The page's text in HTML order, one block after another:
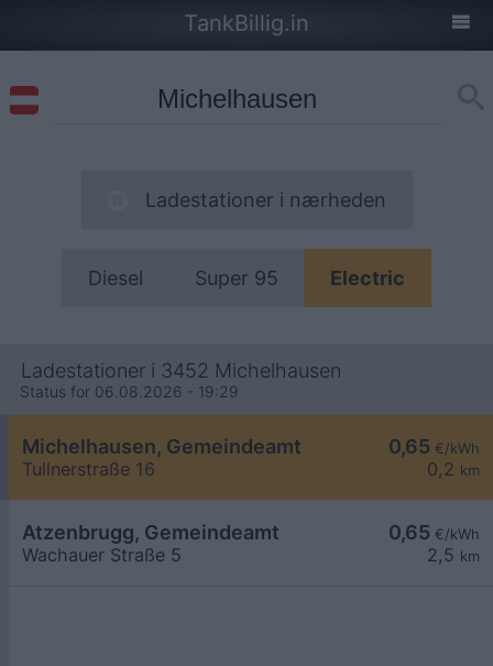
TankBillig.in
Ladestationer i nærheden
Diesel Super 95 Electric
Ladestationer i 3452 Michelhausen
Status for 06.08.2026 - 19:29
0,65 €/kWh
0,2 km
Michelhausen, Gemeindeamt
Tullnerstraße 16
0,65 €/kWh
2,5 km
Atzenbrugg, Gemeindeamt
Wachauer Straße 5